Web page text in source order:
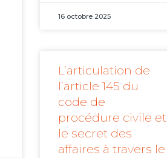
16 octobre 2025
L’articulation de
l’article 145 du
code de
procédure civile et
le secret des
affaires à travers le